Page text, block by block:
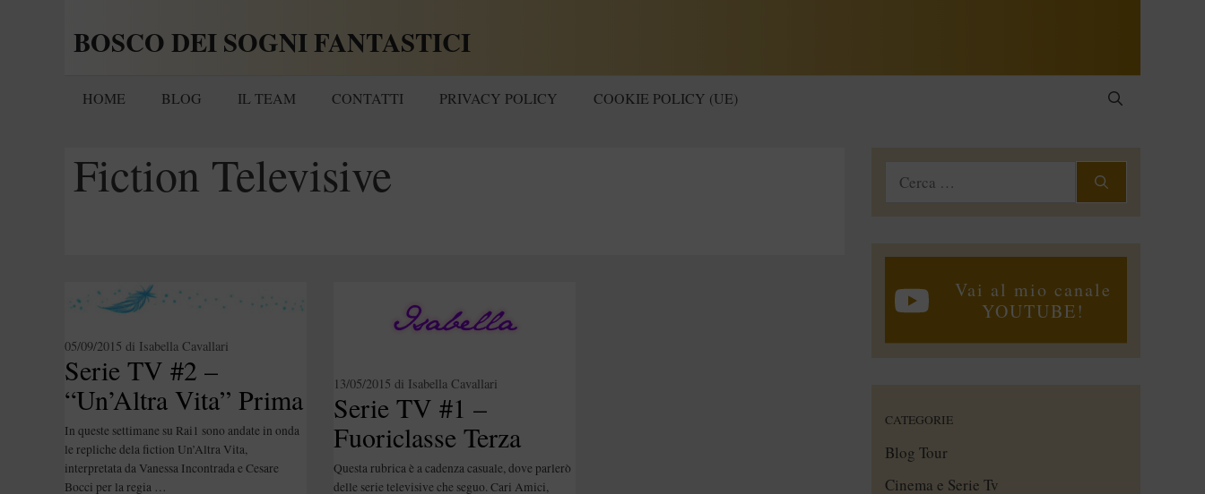
BOSCO DEI SOGNI FANTASTICI
HOME BLOG IL TEAM CONTATTI PRIVACY POLICY COOKIE POLICY (UE)
Fiction Televisive
Serie TV #2 –
“Un’Altra Vita” Prima
Stagione
05/09/2015 di Isabella Cavallari
In queste settimane su Rai1 sono andate in onda
le repliche dela fiction Un’Altra Vita,
interpretata da Vanessa Incontrada e Cesare
Bocci per la regia …
Serie TV #1 –
Fuoriclasse Terza
Stagione
13/05/2015 di Isabella Cavallari
Questa rubrica è a cadenza casuale, dove parlerò
delle serie televisive che seguo. Cari Amici,
Ricerca
Vai al mio canale
YOUTUBE!
CATEGORIE
Blog Tour
Cinema e Serie Tv